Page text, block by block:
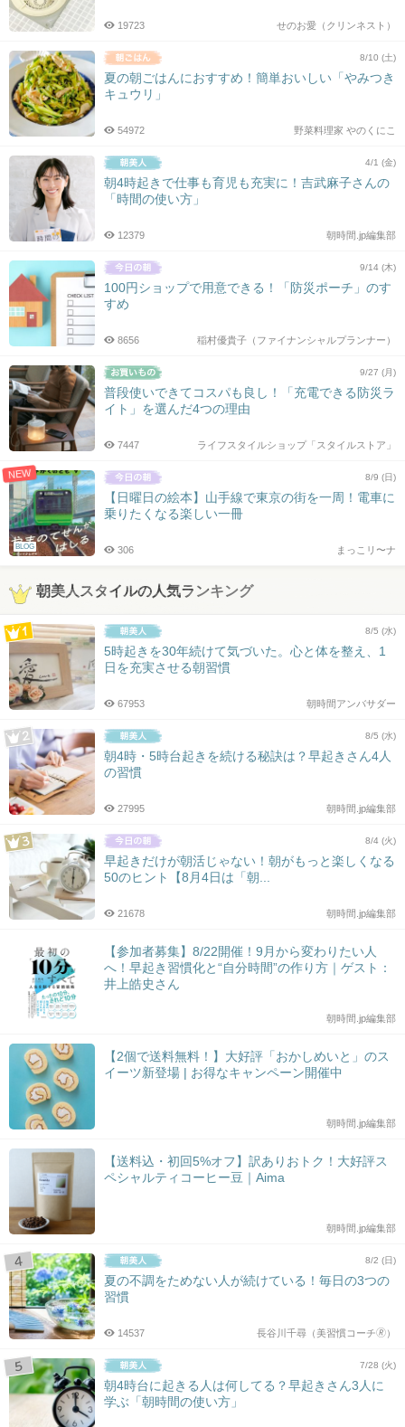
せのお愛（クリンネスト）
19723
8/10 (土)
夏の朝ごはんにおすすめ！簡単おいしい「やみつき
キュウリ」
野菜料理家 やのくにこ
54972
4/1 (金)
朝4時起きで仕事も育児も充実に！吉武麻子さんの
「時間の使い方」
朝時間.jp編集部
12379
9/14 (木)
100円ショップで用意できる！「防災ポーチ」のす
すめ
稲村優貴子（ファイナンシャルプランナー）
8656
9/27 (月)
普段使いできてコスパも良し！「充電できる防災ラ
イト」を選んだ4つの理由
ライフスタイルショップ「スタイルストア」
7447
NEW
BLOG
8/9 (日)
【日曜日の絵本】山手線で東京の街を一周！電車に
乗りたくなる楽しい一冊
まっこリ〜ナ
306
朝美人スタイルの人気ランキング
8/5 (水)
5時起きを30年続けて気づいた。心と体を整え、1
日を充実させる朝習慣
朝時間アンバサダー
67953
8/5 (水)
朝4時・5時台起きを続ける秘訣は？早起きさん4人
の習慣
朝時間.jp編集部
27995
8/4 (火)
早起きだけが朝活じゃない！朝がもっと楽しくなる
50のヒント【8月4日は「朝...
朝時間.jp編集部
21678
【参加者募集】8/22開催！9月から変わりたい人
へ！早起き習慣化と“自分時間”の作り方｜ゲスト：
井上皓史さん
朝時間.jp編集部
【2個で送料無料！】大好評「おかしめいと」のス
イーツ新登場 | お得なキャンペーン開催中
朝時間.jp編集部
【送料込・初回5%オフ】訳ありおトク！大好評ス
ペシャルティコーヒー豆｜Aima
朝時間.jp編集部
8/2 (日)
夏の不調をためない人が続けている！毎日の3つの
習慣
長谷川千尋（美習慣コーチ🄬）
14537
7/28 (火)
朝4時台に起きる人は何してる？早起きさん3人に
学ぶ「朝時間の使い方」